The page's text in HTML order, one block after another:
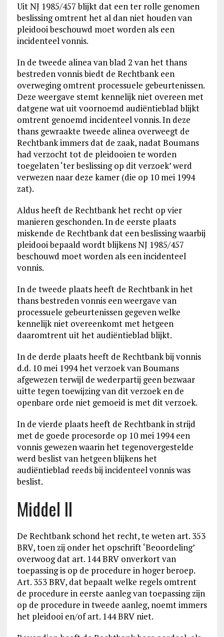
Uit NJ 1985/457 blijkt dat een ter rolle genomen
beslissing omtrent het al dan niet houden van
pleidooi beschouwd moet worden als een
incidenteel vonnis.
In de tweede alinea van blad 2 van het thans
bestreden vonnis biedt de Rechtbank een
overweging omtrent processuele gebeurtenissen.
Deze weergave stemt kennelijk niet overeen met
datgene wat uit voornoemd audiëntieblad blijkt
omtrent genoemd incidenteel vonnis. In deze
thans gewraakte tweede alinea overweegt de
Rechtbank immers dat de zaak, nadat Boumans
had verzocht tot de pleidooien te worden
toegelaten ‘ter beslissing op dit verzoek’ werd
verwezen naar deze kamer (die op 10 mei 1994
zat).
Aldus heeft de Rechtbank het recht op vier
manieren geschonden. In de eerste plaats
miskende de Rechtbank dat een beslissing waarbij
pleidooi bepaald wordt blijkens NJ 1985/457
beschouwd moet worden als een incidenteel
vonnis.
In de tweede plaats heeft de Rechtbank in het
thans bestreden vonnis een weergave van
processuele gebeurtenissen gegeven welke
kennelijk niet overeenkomt met hetgeen
daaromtrent uit het audiëntieblad blijkt.
In de derde plaats heeft de Rechtbank bij vonnis
d.d. 10 mei 1994 het verzoek van Boumans
afgewezen terwijl de wederpartij geen bezwaar
uitte tegen toewijzing van dit verzoek en de
openbare orde niet gemoeid is met dit verzoek.
In de vierde plaats heeft de Rechtbank in strijd
met de goede procesorde op 10 mei 1994 een
vonnis gewezen waarin het tegenovergestelde
werd beslist van hetgeen blijkens het
audiëntieblad reeds bij incidenteel vonnis was
beslist.
Middel II
De Rechtbank schond het recht, te weten art. 353
BRV, toen zij onder het opschrift ‘Beoordeling’
overwoog dat art. 144 BRV onverkort van
toepassing is op de procedure in hoger beroep.
Art. 353 BRV, dat bepaalt welke regels omtrent
de procedure in eerste aanleg van toepassing zijn
op de procedure in tweede aanleg, noemt immers
het pleidooi en/of art. 144 BRV niet.